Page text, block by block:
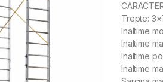
Trepte:
Inaltime
Inaltime
Inaltime
Inaltime